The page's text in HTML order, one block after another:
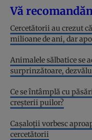
Vă
Cercetătorii au crezut
milioane de ani, dar
Animalele sălbatice se
surprinzătoare,
Ce se întâmplă cu
creșterii puilor?
Cașaloții vorbesc
cercetătorii